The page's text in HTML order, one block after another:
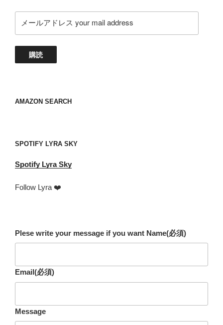
ー
ド
your
購読
AMAZON SEARCH
SPOTIFY LYRA SKY
Spotify Lyra Sky
Follow Lyra ❤️
Plese write your message if you want Name(必須)
Email(必須)
Message